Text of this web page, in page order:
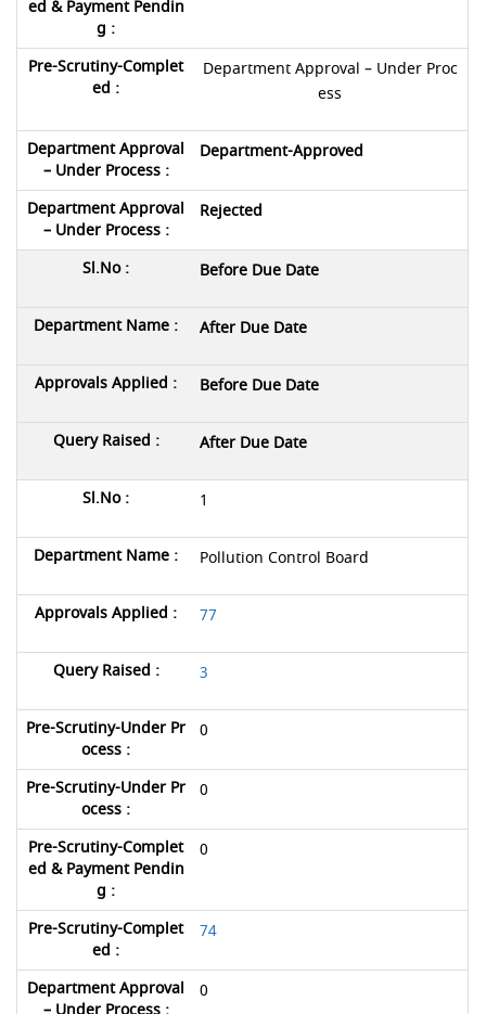
Department Approval – Under Proc
ess
Department-Approved
Rejected
Before Due Date
After Due Date
Before Due Date
After Due Date
1
Pollution Control Board
77
3
0
0
0
74
0